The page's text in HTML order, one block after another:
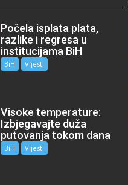
Počela isplata plata,
razlike i regresa u
institucijama BiH
BiH Vijesti
Visoke temperature:
Izbjegavajte duža
putovanja tokom dana
BiH Vijesti